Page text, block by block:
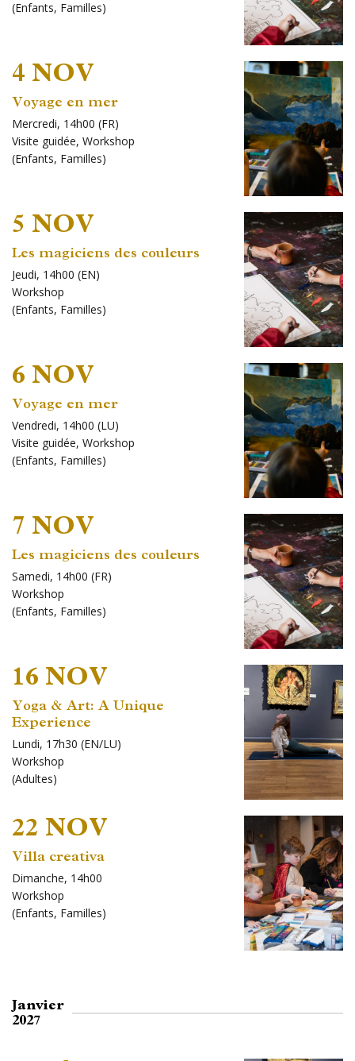
(Enfants, Familles)
4 NOV
Voyage en mer
Mercredi, 14h00 (FR)
Visite guidée, Workshop
(Enfants, Familles)
5 NOV
Les magiciens des couleurs
Jeudi, 14h00 (EN)
Workshop
(Enfants, Familles)
6 NOV
Voyage en mer
Vendredi, 14h00 (LU)
Visite guidée, Workshop
(Enfants, Familles)
7 NOV
Les magiciens des couleurs
Samedi, 14h00 (FR)
Workshop
(Enfants, Familles)
16 NOV
Yoga & Art: A Unique
Experience
Lundi, 17h30 (EN/LU)
Workshop
(Adultes)
22 NOV
Villa creativa
Dimanche, 14h00
Workshop
(Enfants, Familles)
Janvier
2027